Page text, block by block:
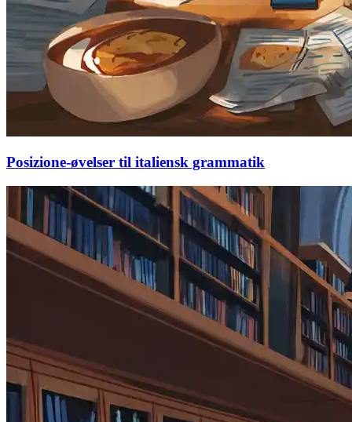
Posizione-øvelser til italiensk grammatik